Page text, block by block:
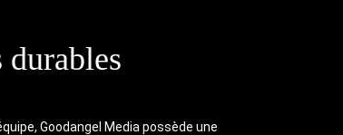
durables
Goodangel Media possède une